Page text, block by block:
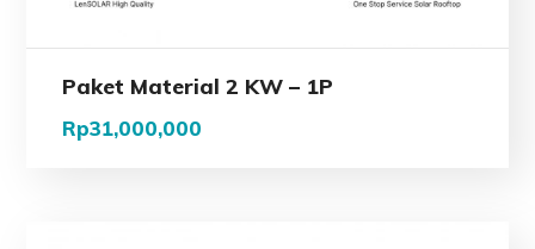
Paket Material 2 KW – 1P
Rp31,000,000